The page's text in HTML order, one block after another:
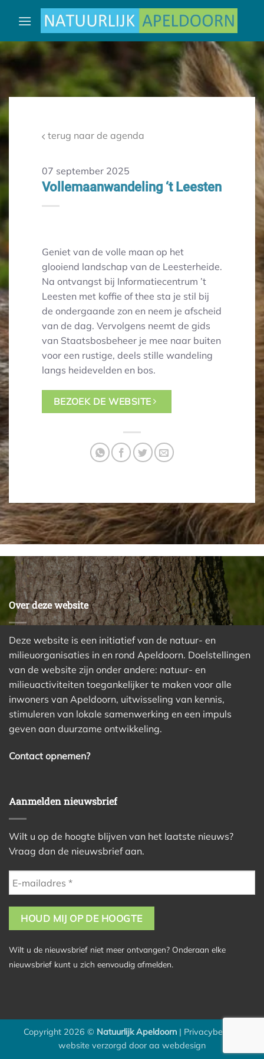
naar
terug naar de agenda
07 september 2025
Vollemaanwandeling ‘t Leesten
Geniet van de volle maan op het
glooiend landschap van de Leesterheide.
Na ontvangst bij Informatiecentrum ’t
Leesten met koffie of thee sta je stil bij
de ondergaande zon en neem je afscheid
van de dag. Vervolgens neemt de gids
van Staatsbosbeheer je mee naar buiten
voor een rustige, deels stille wandeling
langs heidevelden en bos.
BEZOEK DE WEBSITE
Over deze website
Deze website is een initiatief van de natuur- en
milieuorganisaties in en rond Apeldoorn. Doelstellingen
van de website zijn onder andere: natuur- en
milieuactiviteiten toegankelijker te maken voor alle
inwoners van Apeldoorn, uitwisseling van kennis,
stimuleren van lokale samenwerking en een impuls
geven aan duurzame ontwikkeling.
Contact opnemen?
Aanmelden nieuwsbrief
Wilt u op de hoogte blijven van het laatste nieuws?
Vraag dan de nieuwsbrief aan.
Wilt u de nieuwsbrief niet meer ontvangen? Onderaan elke
nieuwsbrief kunt u zich eenvoudig afmelden.
Copyright 2026 © Natuurlijk Apeldoorn| Privacybeleid
website verzorgd door aa webdesign